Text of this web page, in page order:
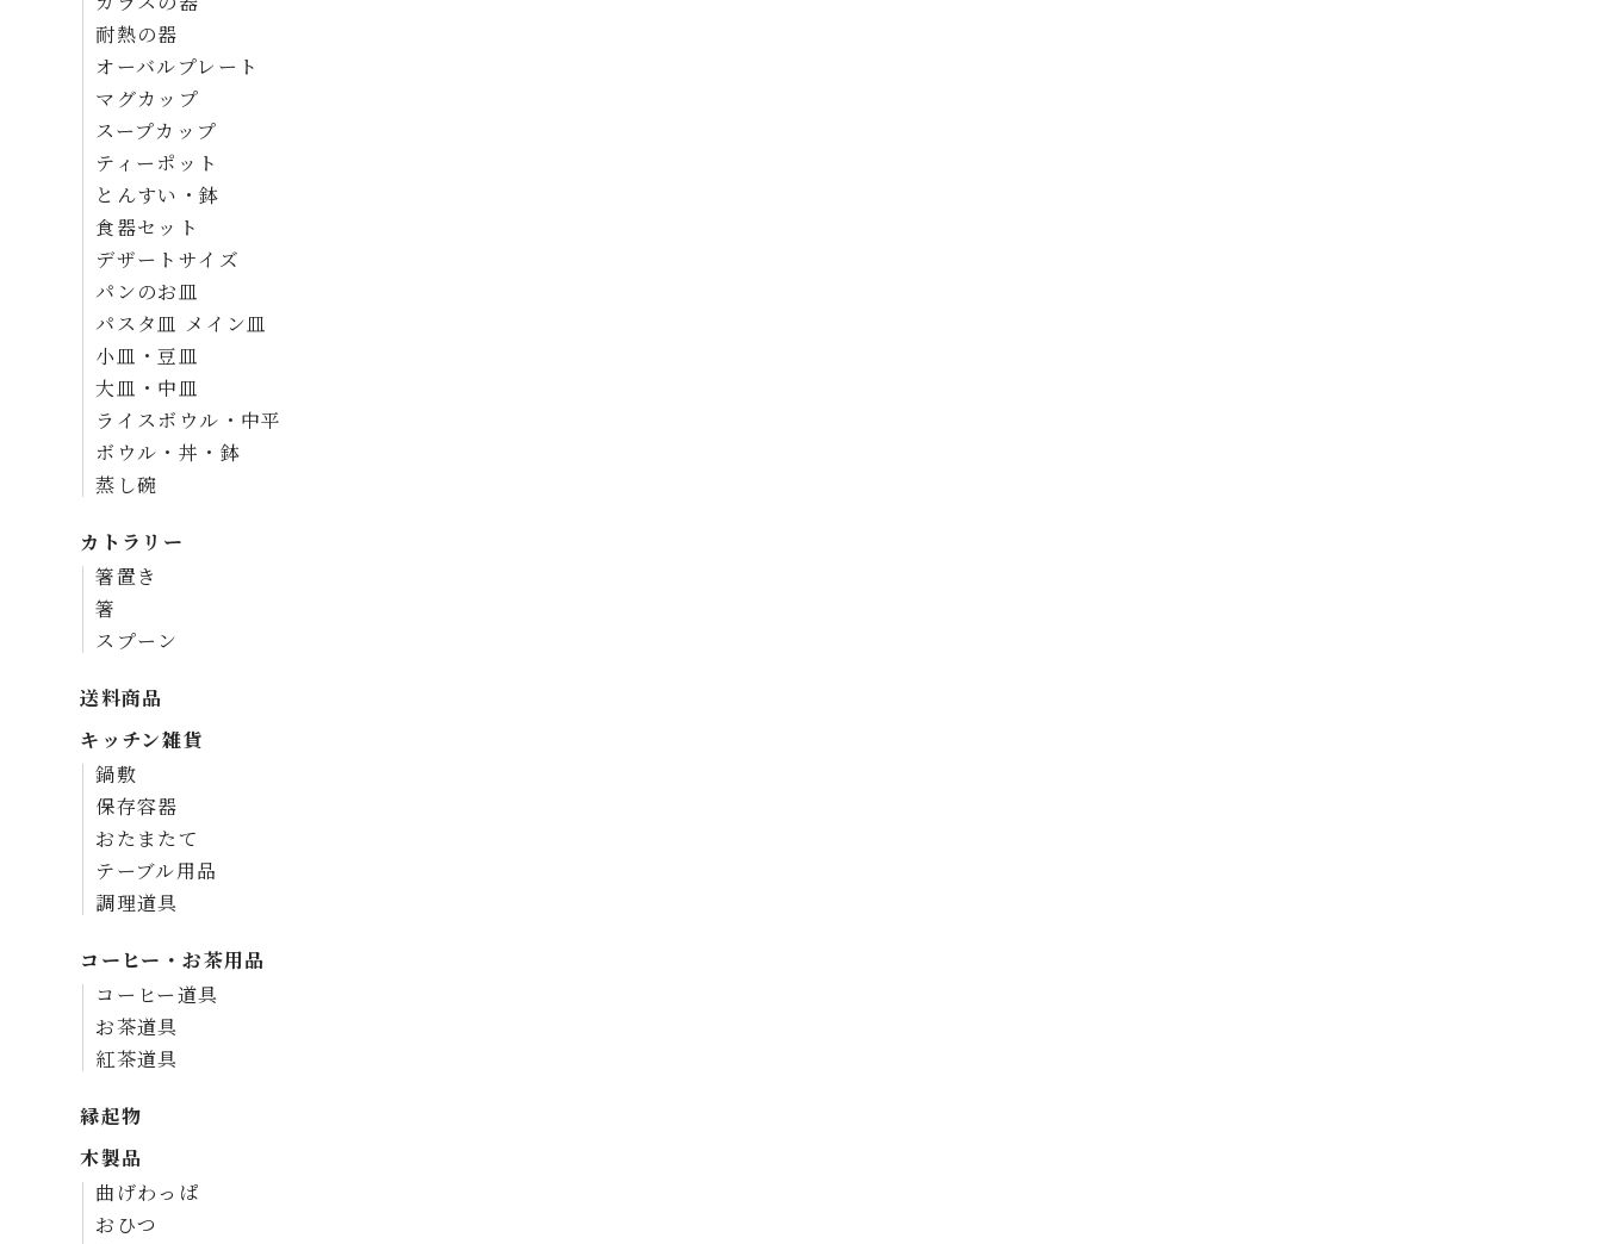
耐熱の器
オーバルプレート
マグカップ
スープカップ
ティーポット
とんすい・鉢
食器セット
デザートサイズ
パンのお皿
パスタ皿 メイン皿
小皿・豆皿
大皿・中皿
ライスボウル・中平
ボウル・丼・鉢
蒸し碗
カトラリー
箸置き
箸
スプーン
送料商品
キッチン雑貨
鍋敷
保存容器
おたまたて
テーブル用品
調理道具
コーヒー・お茶用品
コーヒー道具
お茶道具
紅茶道具
縁起物
木製品
曲げわっぱ
おひつ